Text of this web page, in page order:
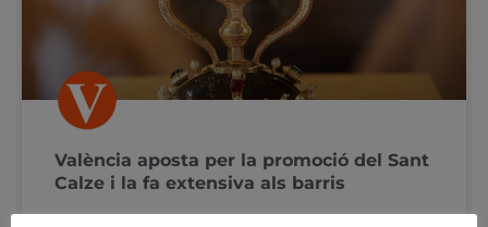
València aposta per la promoció del Sant
Calze i la fa extensiva als barris